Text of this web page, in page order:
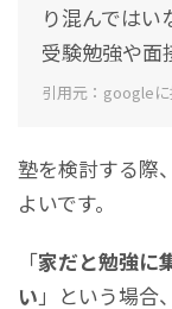
り混んではい
受験勉強や面
引用元：google
塾を検討する際、
よいです。
「家だと勉強に
い」という場合